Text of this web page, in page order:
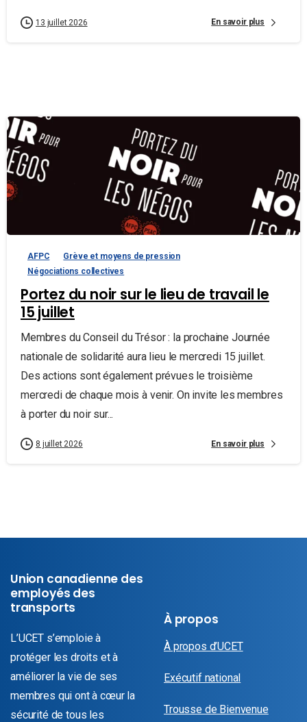
13 juillet 2026 En savoir plus
AFPC
Grève et moyens de pression
Négociations collectives
Portez du noir sur le lieu de travail le
15 juillet
Membres du Conseil du Trésor : la prochaine Journée
nationale de solidarité aura lieu le mercredi 15 juillet.
Des actions sont également prévues le troisième
mercredi de chaque mois à venir. On invite les membres
à porter du noir sur...
8 juillet 2026 En savoir plus
Union canadienne des
employés des
transports
L’UCET s’emploie à
protéger les droits et à
améliorer la vie de ses
membres qui ont à cœur la
sécurité de tous les
À propos
À propos d’UCET
Exécutif national
Trousse de Bienvenue